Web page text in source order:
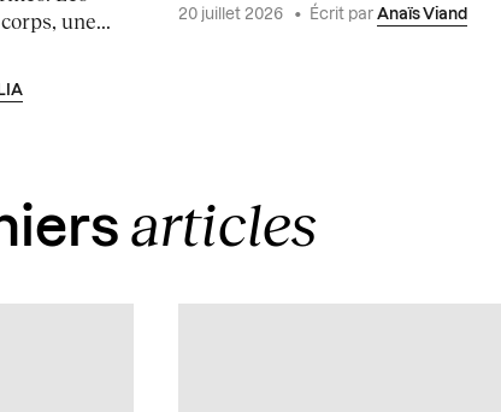
une...
20 juillet 2026 • Écrit par Anaïs Viand
articles